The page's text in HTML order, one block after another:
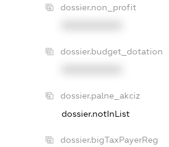
dossier.non_profit
dossier.budget_dotation
dossier.palne_akciz
dossier.notInList
dossier.bigTaxPayerReg